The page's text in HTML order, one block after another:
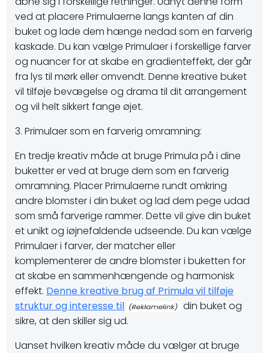
ved at placere Primulaerne langs kanten af din
buket og lade dem hænge nedad som en farverig
kaskade. Du kan vælge Primulaer i forskellige farver
og nuancer for at skabe en gradienteffekt, der går
fra lys til mørk eller omvendt. Denne kreative buket
vil tilføje bevægelse og drama til dit arrangement
og vil helt sikkert fange øjet.
3. Primulaer som en farverig omramning:
En tredje kreativ måde at bruge Primula på i dine
buketter er ved at bruge dem som en farverig
omramning. Placer Primulaerne rundt omkring
andre blomster i din buket og lad dem pege udad
som små farverige rammer. Dette vil give din buket
et unikt og iøjnefaldende udseende. Du kan vælge
Primulaer i farver, der matcher eller
komplementerer de andre blomster i buketten for
at skabe en sammenhængende og harmonisk
effekt. Denne kreative brug af Primula vil tilføje
struktur og interesse til
din buket og
sikre, at den skiller sig ud.
Uanset hvilken kreativ måde du vælger at bruge